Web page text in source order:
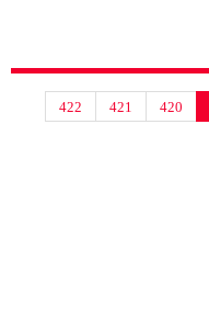
420
421
422